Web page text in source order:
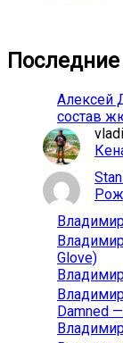
Алексей
состав
Glove)
Damned